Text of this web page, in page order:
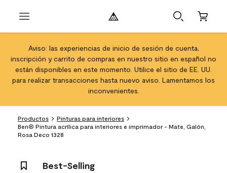
Aviso: las experiencias de inicio de sesión de cuenta,
inscripción y carrito de compras en nuestro sitio en español no
están disponibles en este momento. Utilice el sitio de EE. UU.
para realizar transacciones hasta nuevo aviso. Lamentamos los
inconvenientes.
Productos
Pinturas para interiores
Ben® Pintura acrílica para interiores e imprimador - Mate, Galón,
Rosa Deco 1328
Best-Selling